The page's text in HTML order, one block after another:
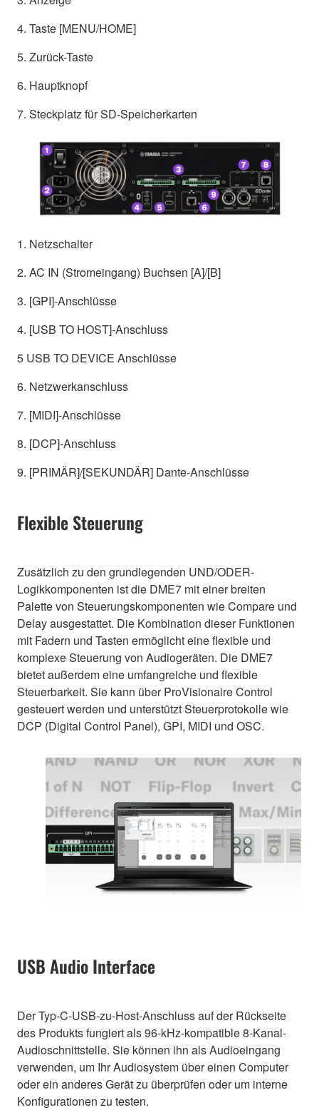
4. Taste [MENU/HOME]
5. Zurück-Taste
6. Hauptknopf
7. Steckplatz für SD-Speicherkarten
1. Netzschalter
2. AC IN (Stromeingang) Buchsen [A]/[B]
3. [GPI]-Anschlüsse
4. [USB TO HOST]-Anschluss
5 USB TO DEVICE Anschlüsse
6. Netzwerkanschluss
7. [MIDI]-Anschlüsse
8. [DCP]-Anschluss
9. [PRIMÄR]/[SEKUNDÄR] Dante-Anschlüsse
Flexible Steuerung
Zusätzlich zu den grundlegenden UND/ODER-
Logikkomponenten ist die DME7 mit einer breiten
Palette von Steuerungskomponenten wie Compare und
Delay ausgestattet. Die Kombination dieser Funktionen
mit Fadern und Tasten ermöglicht eine flexible und
komplexe Steuerung von Audiogeräten. Die DME7
bietet außerdem eine umfangreiche und flexible
Steuerbarkeit. Sie kann über ProVisionaire Control
gesteuert werden und unterstützt Steuerprotokolle wie
DCP (Digital Control Panel), GPI, MIDI und OSC.
USB Audio Interface
Der Typ-C-USB-zu-Host-Anschluss auf der Rückseite
des Produkts fungiert als 96-kHz-kompatible 8-Kanal-
Audioschnittstelle. Sie können ihn als Audioeingang
verwenden, um Ihr Audiosystem über einen Computer
oder ein anderes Gerät zu überprüfen oder um interne
Konfigurationen zu testen.